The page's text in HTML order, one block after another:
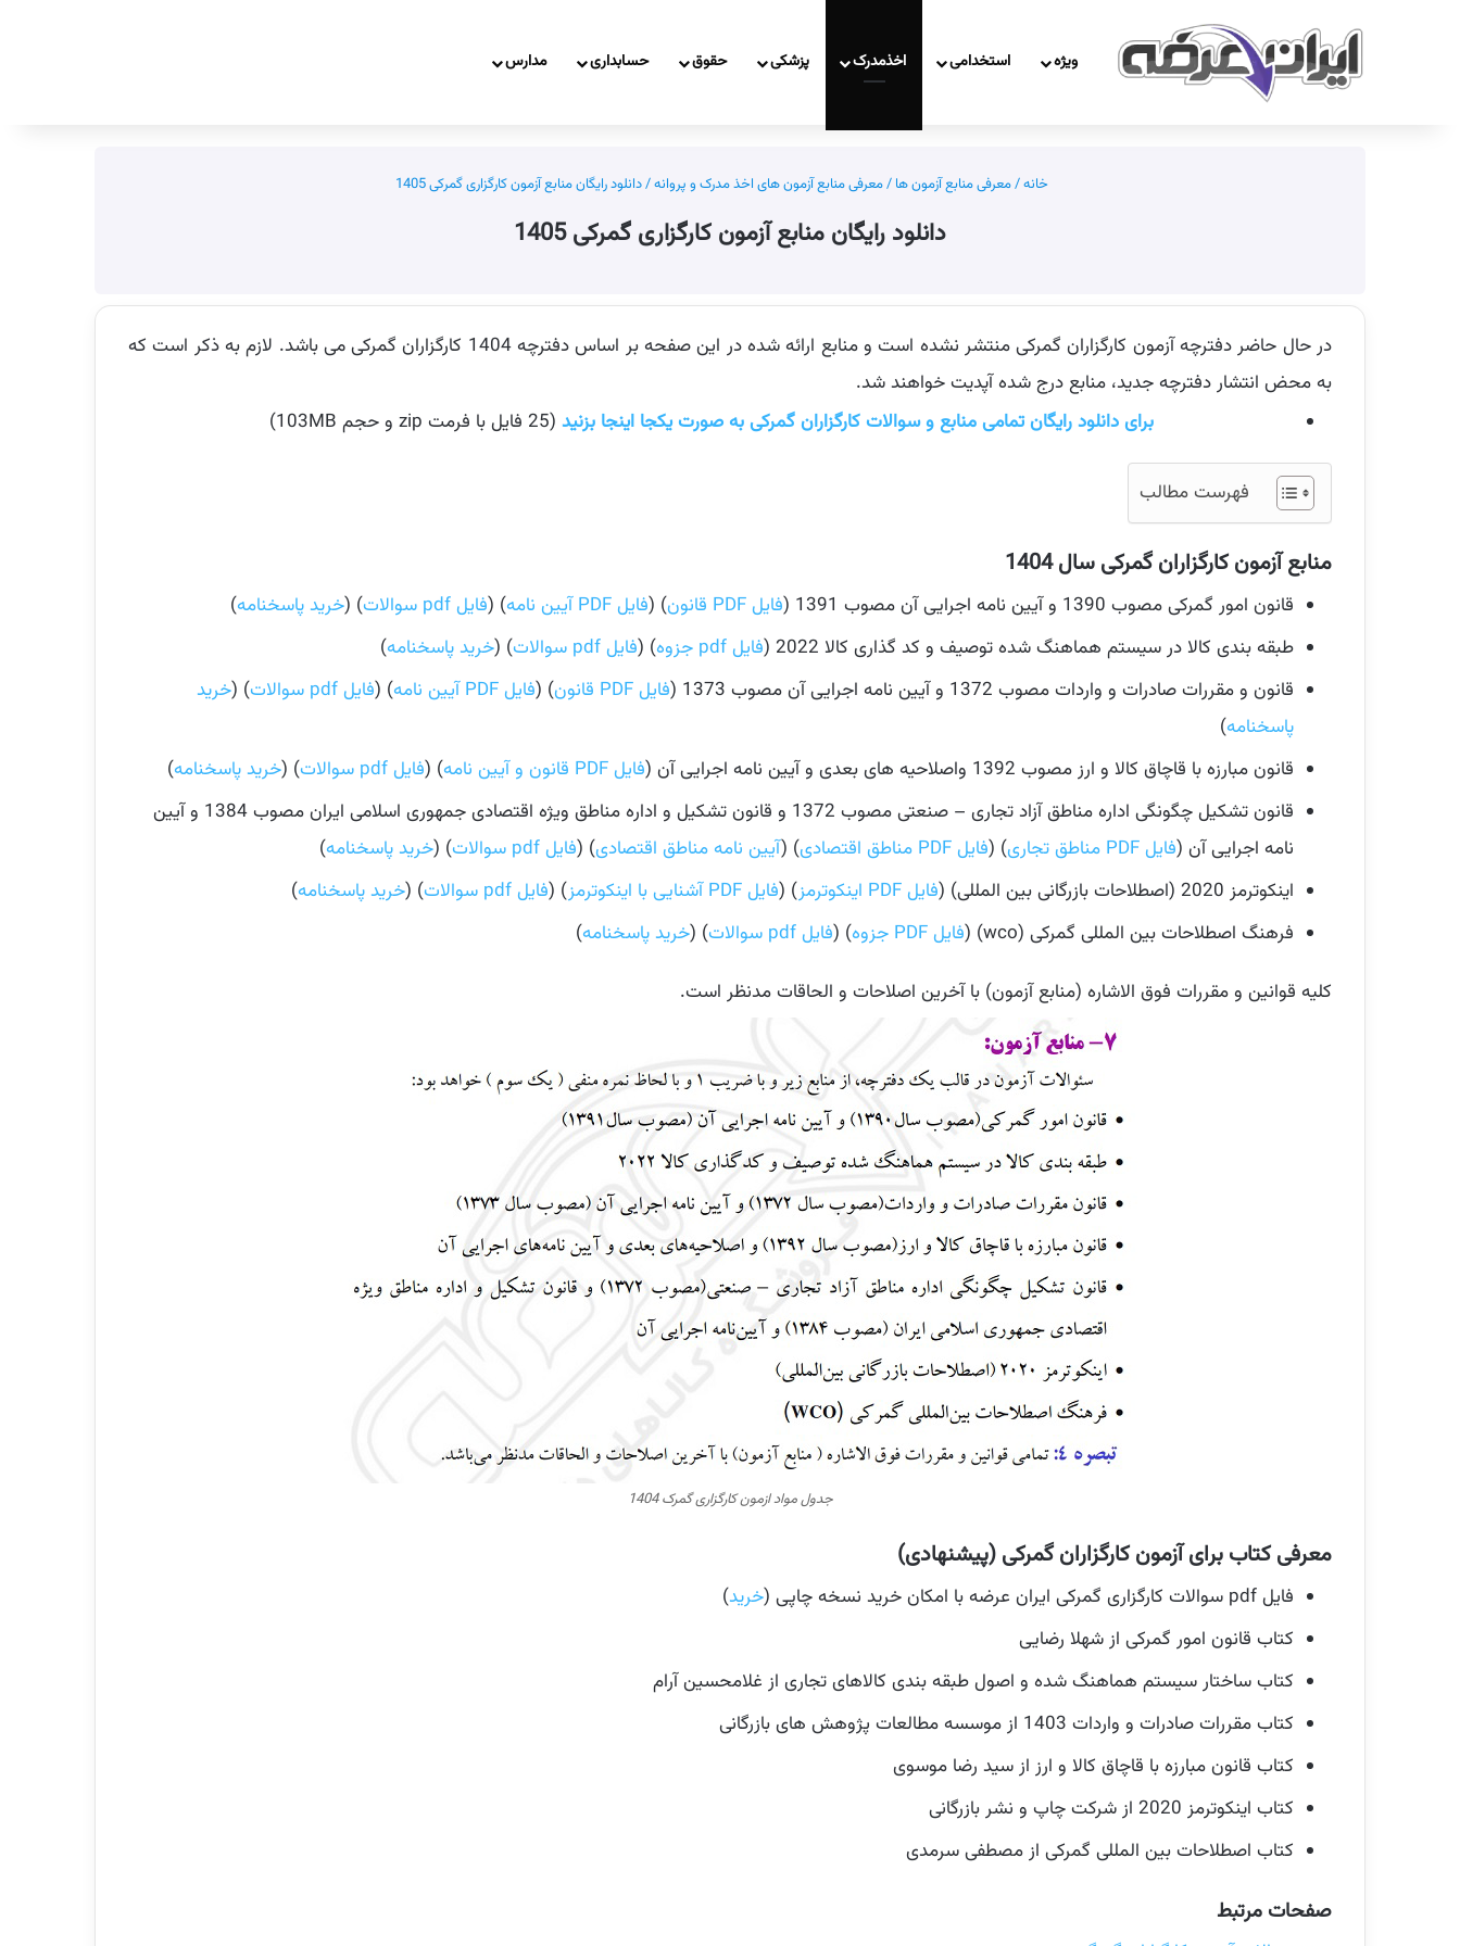
ویژه استخدامی اخذمدرک پزشکی حقوق حسابداری مدارس
خانه/معرفی منابع آزمون ها /معرفی منابع آزمون های اخذ مدرک و پروانه/دانلود رایگان منابع آزمون کارگزاری گمرکی 1405
دانلود رایگان منابع آزمون کارگزاری گمرکی 1405
در حال حاضر دفترچه آزمون کارگزاران گمرکی منتشر نشده است و منابع ارائه شده در این صفحه بر اساس دفترچه 1404 کارگزاران گمرکی می باشد. لازم به ذکر است که
به محض انتشار دفترچه جدید، منابع درج شده آپدیت خواهند شد.
برای دانلود رایگان تمامی منابع و سوالات کارگزاران گمرکی به صورت یکجا اینجا بزنید (25 فایل با فرمت zip و حجم 103MB)
فهرست مطالب
منابع آزمون کارگزاران گمرکی سال 1404
قانون امور گمرکی مصوب 1390 و آیین نامه اجرایی آن مصوب 1391 ( فایل PDF قانون ) (فایل PDF آیین نامه ) (فایل pdf سوالات ) (خرید پاسخنامه)
طبقه بندی کالا در سیستم هماهنگ شده توصیف و کد گذاری کالا 2022 (
فایل pdf جزوه ) (فایل pdf سوالات ) (خرید پاسخنامه)
قانون و مقررات صادرات و واردات مصوب 1372 و آیین نامه اجرایی آن مصوب 1373 (
فایل PDF قانون ) (فایل PDF آیین نامه ) (فایل pdf سوالات ) (خرید
پاسخنامه)
قانون مبارزه با قاچاق کالا و ارز مصوب 1392 واصلاحیه های بعدی و آیین نامه اجرایی آن (
فایل PDF قانون و آیین نامه ) (فایل pdf سوالات ) (خرید پاسخنامه)
قانون تشکیل چگونگی اداره مناطق آزاد تجاری – صنعتی مصوب 1372 و قانون تشکیل و اداره مناطق ویژه اقتصادی جمهوری اسلامی ایران مصوب 1384 و آیین
نامه اجرایی آن (فایل PDF مناطق تجاری ) (فایل PDF مناطق اقتصادی ) (آیین نامه مناطق اقتصادی) (فایل pdf سوالات ) (خرید پاسخنامه)
اینکوترمز 2020 (اصطلاحات بازرگانی بین المللی) (
فایل PDF اینکوترمز ) (فایل PDF آشنایی با اینکوترمز ) (فایل pdf سوالات ) (خرید پاسخنامه)
فرهنگ اصطلاحات بین المللی گمرکی (wco) (
فایل PDF جزوه ) (فایل pdf سوالات ) (خرید پاسخنامه)
کلیه قوانین و مقررات فوق الاشاره (منابع آزمون) با آخرین اصلاحات و الحاقات مدنظر است.
جدول مواد ازمون کارگزاری گمرک 1404
معرفی کتاب برای آزمون کارگزاران گمرکی (پیشنهادی)
فایل pdf سوالات کارگزاری گمرکی ایران عرضه با امکان خرید نسخه چاپی ( خرید)
کتاب قانون امور گمرکی از شهلا رضایی
کتاب ساختار سیستم هماهنگ شده و اصول طبقه بندی کالاهای تجاری از غلامحسین آرام
کتاب مقررات صادرات و واردات 1403 از موسسه مطالعات پژوهش های بازرگانی
کتاب قانون مبارزه با قاچاق کالا و ارز از سید رضا موسوی
کتاب اینکوترمز 2020 از شرکت چاپ و نشر بازرگانی
کتاب اصطلاحات بین المللی گمرکی از مصطفی سرمدی
صفحات مرتبط